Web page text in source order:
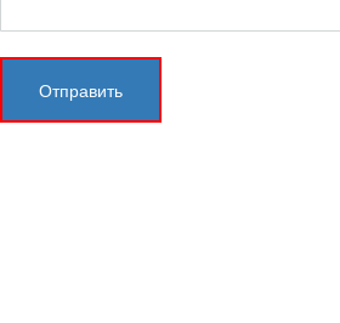
Отправить